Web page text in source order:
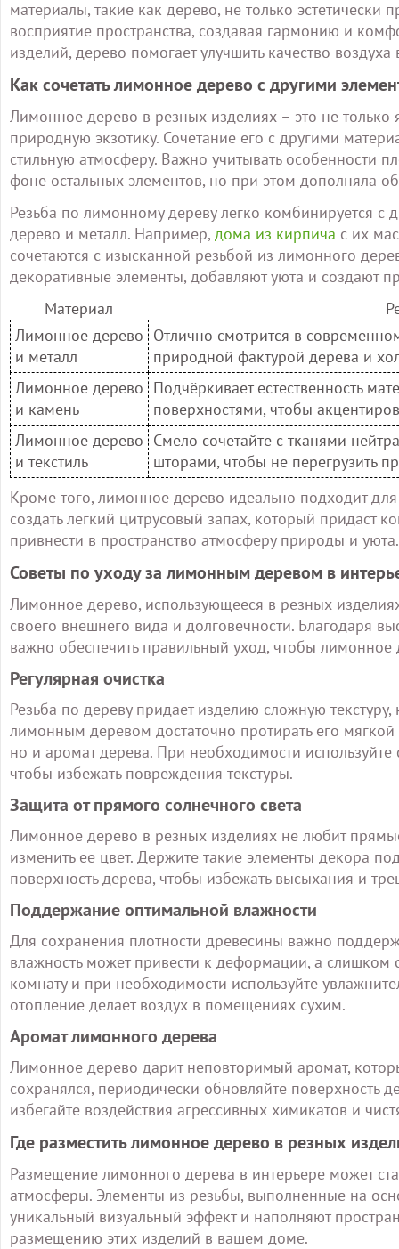
материалы, такие как дерево, не только
восприятие пространства, создавая гармонию и
изделий, дерево помогает улучшить качество
Как сочетать лимонное дерево с другими
Лимонное дерево в резных изделиях – это не
природную экзотику. Сочетание его с другими
стильную атмосферу. Важно учитывать особенности
фоне остальных элементов, но при этом дополняла
Резьба по лимонному дереву легко комбинируется
дерево и металл. Например, дома из кирпича с их
сочетаются с изысканной резьбой из лимонного
декоративные элементы, добавляют уюта и создают
Материал
Лимонное дерево
и металл
Отлично смотрится в
природной фактурой дерева и
Лимонное дерево
и камень
Подчёркивает естественность
поверхностями, чтобы
Лимонное дерево
и текстиль
Смело сочетайте с тканями
шторами, чтобы не перегрузить
Кроме того, лимонное дерево идеально подходит
создать легкий цитрусовый запах, который придаст
привнести в пространство атмосферу природы и уюта.
Советы по уходу за лимонным деревом в
Лимонное дерево, использующееся в резных
своего внешнего вида и долговечности. Благодаря
важно обеспечить правильный уход, чтобы лимонное
Регулярная очистка
Резьба по дереву придает изделию сложную
лимонным деревом достаточно протирать его
но и аромат дерева. При необходимости
чтобы избежать повреждения текстуры.
Защита от прямого солнечного света
Лимонное дерево в резных изделиях не любит
изменить ее цвет. Держите такие элементы декора
поверхность дерева, чтобы избежать высыхания и
Поддержание оптимальной влажности
Для сохранения плотности древесины важно
влажность может привести к деформации, а слишком
комнату и при необходимости используйте
отопление делает воздух в помещениях сухим.
Аромат лимонного дерева
Лимонное дерево дарит неповторимый аромат,
сохранялся, периодически обновляйте поверхность
избегайте воздействия агрессивных химикатов и
Где разместить лимонное дерево в резных
Размещение лимонного дерева в интерьере может
атмосферы. Элементы из резьбы, выполненные на
уникальный визуальный эффект и наполняют
размещению этих изделий в вашем доме.